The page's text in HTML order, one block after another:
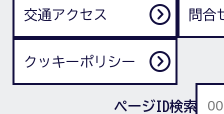
交通アクセス 問合
クッキーポリシー
ページID検索